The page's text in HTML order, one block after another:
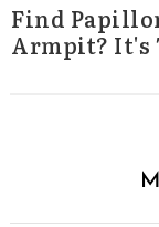
Find
Armpit? It's